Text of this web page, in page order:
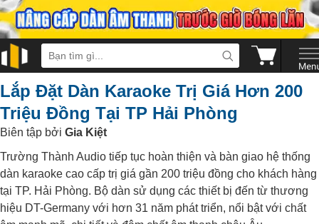
Lắp Đặt Dàn Karaoke Trị Giá Hơn 200
Triệu Đồng Tại TP Hải Phòng
Biên tập bởi Gia Kiệt
Trường Thành Audio tiếp tục hoàn thiện và bàn giao hệ thống
dàn karaoke cao cấp trị giá gần 200 triệu đồng cho khách hàng
tại TP. Hải Phòng. Bộ dàn sử dụng các thiết bị đến từ thương
hiệu DT-Germany với hơn 31 năm phát triển, nổi bật với chất